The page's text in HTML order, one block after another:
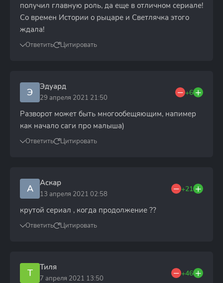
получил главную роль, да еще в отличном сериале!
Со времен Истории о рыцаре и Светлячка этого
ждала!
Ответить Цитировать
Э Эдуард
29 апреля 2021 21:50
+6
Разворот может быть многообещяющим, напимер
как начало саги про малыша)
Ответить Цитировать
А Аскар
13 апреля 2021 02:58
+21
крутой сериал , когда продолжение ??
Ответить Цитировать
Т Тиля
7 апреля 2021 13:50
+46